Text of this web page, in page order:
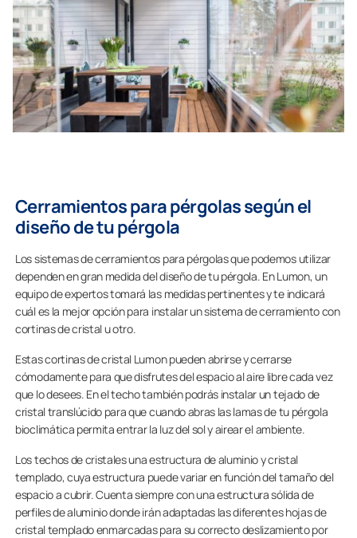
Cerramientos para pérgolas según el
diseño de tu pérgola
Los sistemas de cerramientos para pérgolas que podemos utilizar
dependen en gran medida del diseño de tu pérgola. En Lumon, un
equipo de expertos tomará las medidas pertinentes y te indicará
cuál es la mejor opción para instalar un sistema de cerramiento con
cortinas de cristal u otro.
Estas cortinas de cristal Lumon pueden abrirse y cerrarse
cómodamente para que disfrutes del espacio al aire libre cada vez
que lo desees. En el techo también podrás instalar un tejado de
cristal translúcido para que cuando abras las lamas de tu pérgola
bioclimática permita entrar la luz del sol y airear el ambiente.
Los techos de cristales una estructura de aluminio y cristal
templado, cuya estructura puede variar en función del tamaño del
espacio a cubrir. Cuenta siempre con una estructura sólida de
perfiles de aluminio donde irán adaptadas las diferentes hojas de
cristal templado enmarcadas para su correcto deslizamiento por